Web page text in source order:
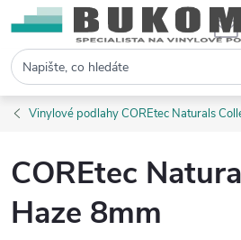
Hledat
Vinylové podlahy COREtec Naturals
COREtec
Haze 8mm